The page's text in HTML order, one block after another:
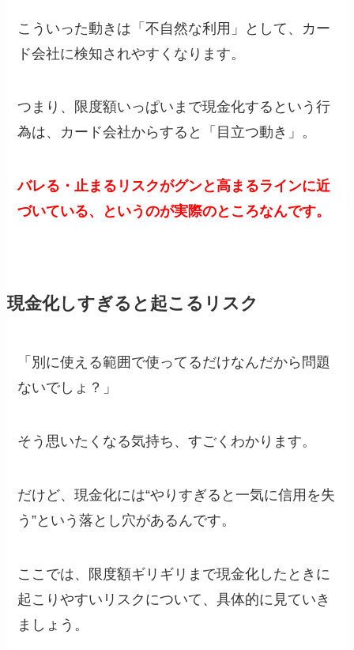
こういった動きは「不自然な利用」として、カー
ド会社に検知されやすくなります。
つまり、限度額いっぱいまで現金化するという行
為は、カード会社からすると「目立つ動き」。
バレる・止まるリスクがグンと高まるラインに近
づいている、というのが実際のところなんです。
現金化しすぎると起こるリスク
「別に使える範囲で使ってるだけなんだから問題
ないでしょ？」
そう思いたくなる気持ち、すごくわかります。
だけど、現金化には“やりすぎると一気に信用を失
う”という落とし穴があるんです。
ここでは、限度額ギリギリまで現金化したときに
起こりやすいリスクについて、具体的に見ていき
ましょう。